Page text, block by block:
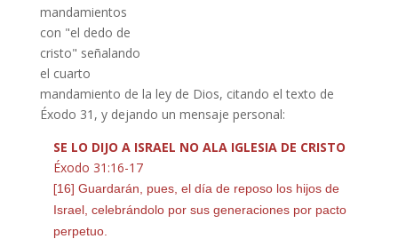
mandamientos
con "el dedo de
cristo" señalando
el cuarto
mandamiento de la ley de Dios, citando el texto de
Éxodo 31, y dejando un mensaje personal:
SE LO DIJO A ISRAEL NO ALA IGLESIA DE CRISTO
Éxodo 31:16-17
[16] Guardarán, pues, el día de reposo los hijos de
Israel, celebrándolo por sus generaciones por pacto
perpetuo.